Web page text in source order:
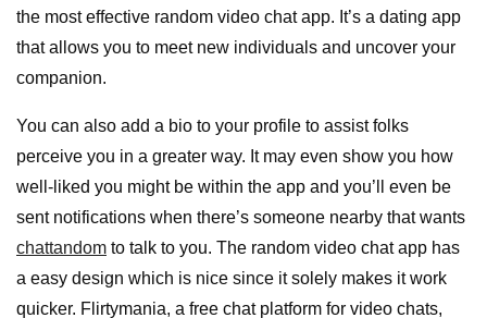
the most effective random video chat app. It’s a dating app
that allows you to meet new individuals and uncover your
companion.
You can also add a bio to your profile to assist folks
perceive you in a greater way. It may even show you how
well-liked you might be within the app and you’ll even be
sent notifications when there’s someone nearby that wants
chattandom to talk to you. The random video chat app has
a easy design which is nice since it solely makes it work
quicker. Flirtymania, a free chat platform for video chats,